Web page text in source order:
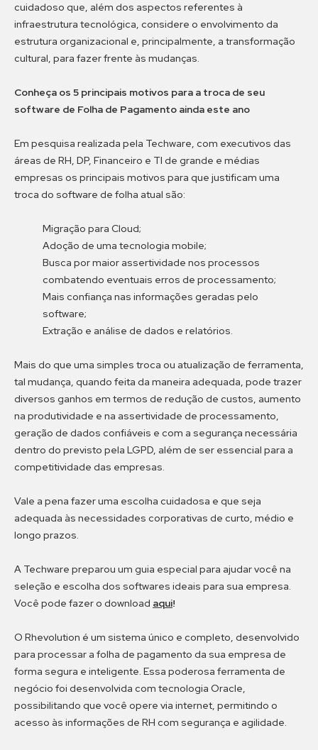
cuidadoso que, além dos aspectos referentes à
infraestrutura tecnológica, considere o envolvimento da
estrutura organizacional e, principalmente, a transformação
cultural, para fazer frente às mudanças.
Conheça os 5 principais motivos para a troca de seu
software de Folha de Pagamento ainda este ano
Em pesquisa realizada pela Techware, com executivos das
áreas de RH, DP, Financeiro e TI de grande e médias
empresas os principais motivos para que justificam uma
troca do software de folha atual são:
Migração para Cloud;
Adoção de uma tecnologia mobile;
Busca por maior assertividade nos processos
combatendo eventuais erros de processamento;
Mais confiança nas informações geradas pelo
software;
Extração e análise de dados e relatórios.
Mais do que uma simples troca ou atualização de ferramenta,
tal mudança, quando feita da maneira adequada, pode trazer
diversos ganhos em termos de redução de custos, aumento
na produtividade e na assertividade de processamento,
geração de dados confiáveis e com a segurança necessária
dentro do previsto pela LGPD, além de ser essencial para a
competitividade das empresas.
Vale a pena fazer uma escolha cuidadosa e que seja
adequada às necessidades corporativas de curto, médio e
longo prazos.
A Techware preparou um guia especial para ajudar você na
seleção e escolha dos softwares ideais para sua empresa.
Você pode fazer o download aqui!
O Rhevolution é um sistema único e completo, desenvolvido
para processar a folha de pagamento da sua empresa de
forma segura e inteligente. Essa poderosa ferramenta de
negócio foi desenvolvida com tecnologia Oracle,
possibilitando que você opere via internet, permitindo o
acesso às informações de RH com segurança e agilidade.